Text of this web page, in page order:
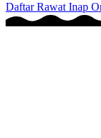
Daftar Rawat Inap